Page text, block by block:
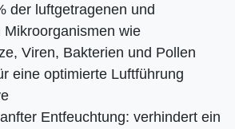
der luftgetragenen und
Mikroorganismen wie
Viren, Bakterien und Pollen
eine optimierte Luftführung
Entfeuchtung: verhindert ein